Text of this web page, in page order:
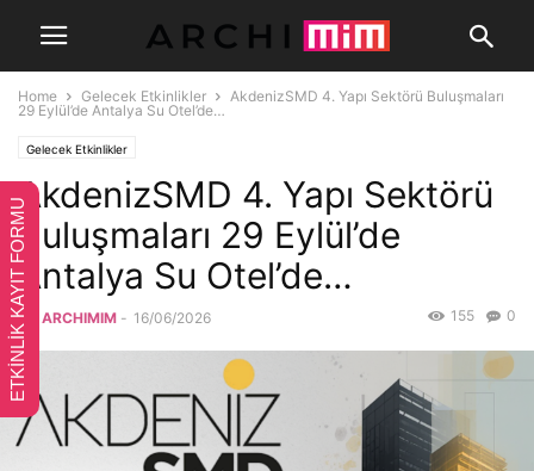
Home Gelecek Etkinlikler
AkdenizSMD 4. Yapı Sektörü Buluşmaları
29 Eylül’de Antalya Su Otel’de…
Gelecek Etkinlikler
AkdenizSMD 4. Yapı Sektörü
Buluşmaları 29 Eylül’de
Antalya Su Otel’de…
By ARCHIMIM - 16/06/2026 0
155
ETKİNLİK KAYIT FORMU